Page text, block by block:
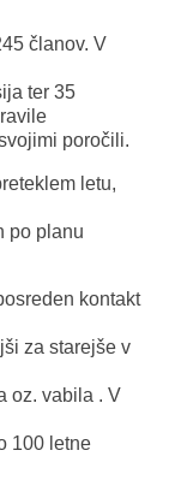
članov. V
ter 35
poročili.
letu,
po planu
kontakt
za starejše v
oz. vabila . V
100 letne